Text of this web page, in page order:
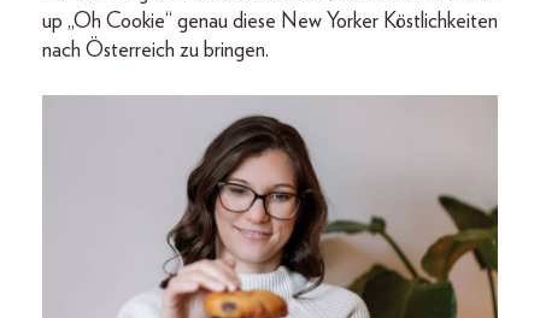
up „Oh Cookie“ genau diese New Yorker Köstlichkeiten
nach Österreich zu bringen.